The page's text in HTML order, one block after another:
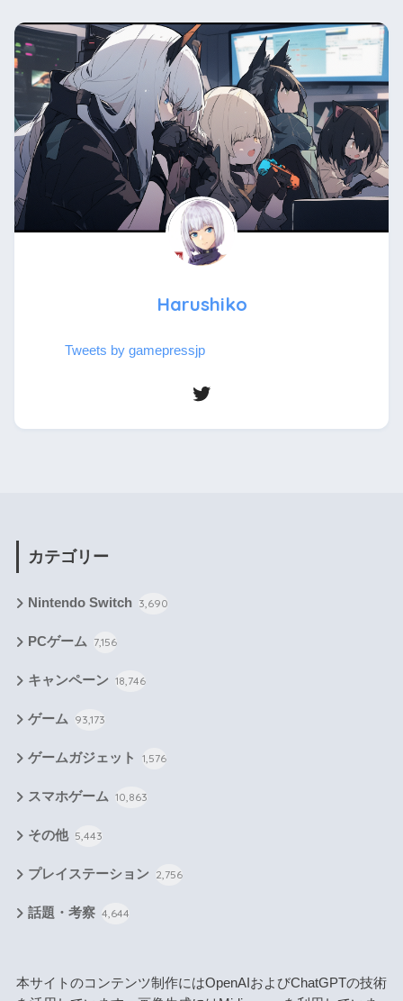
Harushiko
Tweets by gamepressjp
カテゴリー
Nintendo Switch 3,690
PCゲーム 7,156
キャンペーン 18,746
ゲーム 93,173
ゲームガジェット 1,576
スマホゲーム 10,863
その他 5,443
プレイステーション 2,756
話題・考察 4,644
本サイトのコンテンツ制作にはOpenAIおよびChatGPTの技術